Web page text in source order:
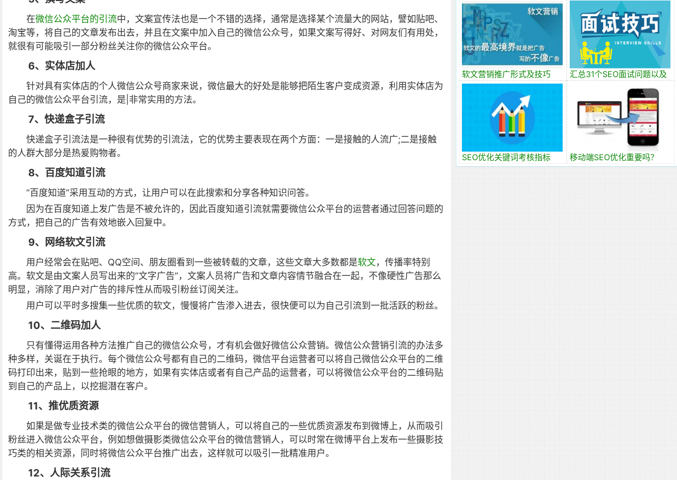
在微信公众平台的引流中，文案宣传法也是一个不错的选择，通常是选择某个流量大的网站，譬如贴吧、
淘宝等，将自己的文章发布出去，并且在文案中加入自己的微信公众号，如果文案写得好、对网友们有用处，
就很有可能吸引一部分粉丝关注你的微信公众平台。
6、实体店加人
针对具有实体店的个人微信公众号商家来说，微信最大的好处是能够把陌生客户变成资源，利用实体店为
自己的微信公众平台引流，是|非常实用的方法。
7、快递盒子引流
快递盒子引流法是一种很有优势的引流法，它的优势主要表现在两个方面：一是接触的人流广;二是接触
的人群大部分是热爰购物者。
8、百度知道引流
“百度知道”采用互动的方式，让用户可以在此搜索和分享各种知识问答。
因为在百度知道上发广告是不被允许的，因此百度知道引流就需要微信公众平台的运营者通过回答问题的
方式，把自己的广告有效地嵌入回复中。
9、网络软文引流
用户经常会在贴吧、QQ空间、朋友圈看到一些被转载的文章，这些文章大多数都是软文，传播率特别
高。软文是由文案人员写出来的“文字广告”，文案人员将广告和文章内容情节融合在一起，不像硬性广告那么
明显，消除了用户对广告的排斥性从而吸引粉丝订阅关注。
用户可以平时多搜集一些优质的软文，慢慢将广告渗入进去，很快便可以为自己引流到一批活跃的粉丝。
10、二维码加人
只有懂得运用各种方法推广自己的微信公众号，才有机会做好微信公众营销。微信公众营销引流的办法多
种多样，关诞在于执行。每个微信公众号都有自己的二维码，微信平台运营者可以将自己微信公众平台的二维
码打印出来，贴到一些抢眼的地方，如果有实体店或者有自己产品的运营者，可以将微信公众平台的二维码贴
到自己的产品上，以挖掘潜在客户。
11、推优质资源
如果是做专业技术类的微信公众平台的微信营销人，可以将自己的一些优质资源发布到微博上，从而吸引
粉丝进入微信公众平台，例如想做摄影类微信公众平台的微信营销人，可以时常在微博平台上发布一些摄影技
巧类的相关资源，同时将微信公众平台推广出去，这样就可以吸引一批精准用户。
12、人际关系引流
软文营销推广形式及技巧
汇总31个SEO面试问题以及
SEO优化关键词考核指标 移动端SEO优化重要吗？